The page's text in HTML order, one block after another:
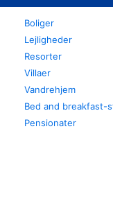
Boliger
Lejligheder
Resorter
Villaer
Vandrehjem
Bed and breakfast-
Pensionater